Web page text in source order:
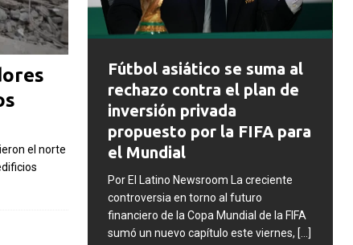
el norte
asiático se suma al
contra el plan de
privada
por la FIFA para
Newsroom La creciente
en torno al futuro
de la Copa Mundial de la FIFA
nuevo capítulo este viernes,[...]
FIFA abre
disciplinarios contra
Argentina tras los
incidentes en la
Mundial 2026
Por El Latino Newsroom La
una serie de procesos
contra la Asociación del Fútbol
Argentino (AFA), cuatro